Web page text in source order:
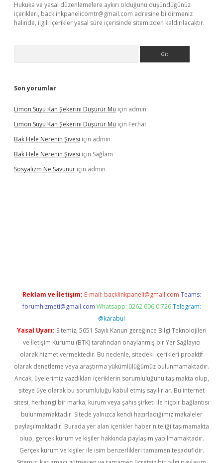
Hukuka ve yasal düzenlemelere aykırı olduğunu düşündüğünüz
içerikleri, backlinkpanelicomtr@gmail.com adresine bildirmeniz
halinde, ilgili içerikler yasal süre içerisinde sitemizden kaldırılacaktır.
Son yorumlar
Limon Suyu Kan Şekerini Düşürür Mü için admin
Limon Suyu Kan Şekerini Düşürür Mü için Ferhat
Bak Hele Nerenin Şivesi için admin
Bak Hele Nerenin Şivesi için Sağlam
Sosyalizm Ne Savunur için admin
Reklam ve İletişim: E-mail: backlinkpaneli@gmail.com Teams:
forumhizmeti@gmail.com Whatsapp: 0262 606 0 726 Telegram:
@karabul
Yasal Uyarı: Sitemiz, 5651 Sayılı Kanun gereğince Bilgi Teknolojileri
ve İletişim Kurumu (BTK) tarafından onaylanmış bir Yer Sağlayıcı
olarak hizmet vermektedir. Bu nedenle, sitedeki içerikleri proaktif
olarak denetleme veya araştırma yükümlülüğümüz bulunmamaktadır.
Ancak, üyelerimiz yazdıkları içeriklerin sorumluluğunu taşımakta olup,
siteye üye olarak bu sorumluluğu kabul etmiş sayılırlar. Bu internet
sitesi, herhangi bir marka, kurum veya şahıs şirketi ile hiçbir bağlantısı
bulunmamaktadır. Sitede yalnızca kendi hazırladığımız makaleler
paylaşılmaktadır. Burada yer alan içerikler haber niteliği taşımamakta
olup, gerçek kurum ve kişiler hakkında paylaşım yapılmamaktadır.
Gerçek kurum ve kişiler ile isim benzerlikleri tamamen tesadüfidir.